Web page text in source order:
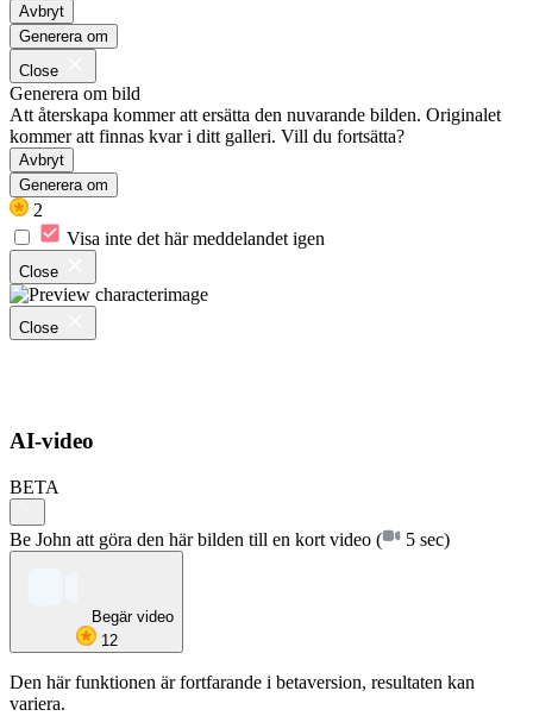
Avbryt
Generera om
Close
Generera om bild
Att återskapa kommer att ersätta den nuvarande bilden. Originalet
kommer att finnas kvar i ditt galleri. Vill du fortsätta?
Avbryt
Generera om
2
Visa inte det här meddelandet igen
Close
Close
AI-video
BETA
Be John att göra den här bilden till en kort video ( 5 sec)
Begär video
12
Den här funktionen är fortfarande i betaversion, resultaten kan
variera.